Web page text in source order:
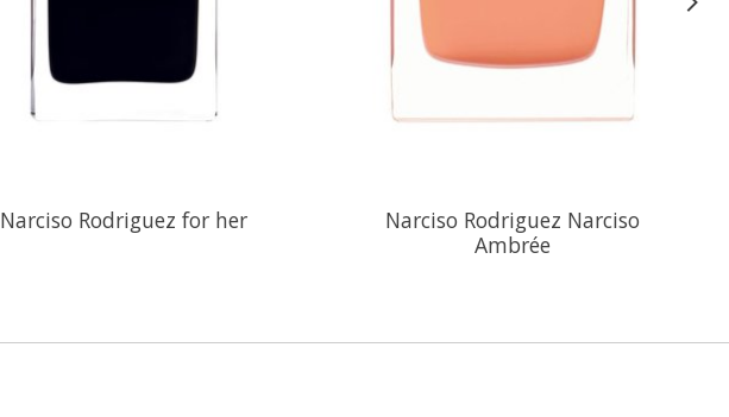
Narciso Rodriguez for her
Narciso Rodriguez Narciso
Ambrée